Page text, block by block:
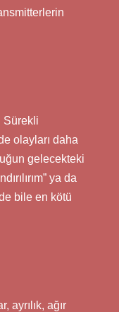
Sürekli
olayları daha
gelecekteki
ya da
bile en kötü
ayrılık, ağır